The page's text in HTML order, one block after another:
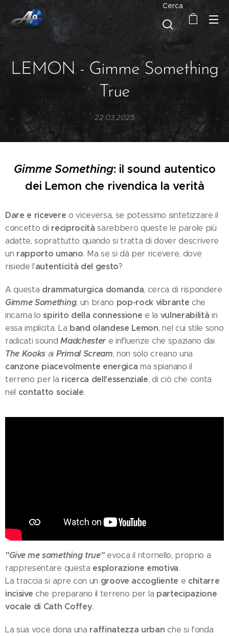
Cerca
LEMON - Gimme Something
True
22.03.2025
Gimme Something: il sound autentico
dei Lemon che rivendica la verità
Dare e ricevere o viceversa, se potessimo sintetizzare il
concetto di reciprocità sarebbero queste le parole più
adatte, soprattutto quando si tratta di dover descrivere
un rapporto umano. Ma se si dà per ricevere, dove
risiede l'autenticità del gesto?
A questa drammaturgica domanda, cerca di rispondere
Gimme Something, un brano pop-rock vibrante che
incarna lospirito della connessione e la vulnerabilità in
essa implicita. La band olandese Lemon, nel cui stile sono
radicati soundMadchester e influenze che spaziano dai
The Kooks ai Primal Scream, non solo creano una
canzone piacevolmente energica ma spianano il
terreno per la ricerca dell'essenziale, di ciò che conta
nel contatto sociale.
"Give me something true"evoca il ritornello, proprio a
rappresentare questa esplorazione emotiva.
La traccia si apre con un groove accogliente e chitarre
incisive che preparano il terreno per la partecipazione
vocale di Cath Coffey.
La sua voce dona una raffinatezza urban che si fonda